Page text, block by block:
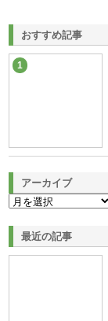
おすすめ記事
1
アーカイブ
最近の記事